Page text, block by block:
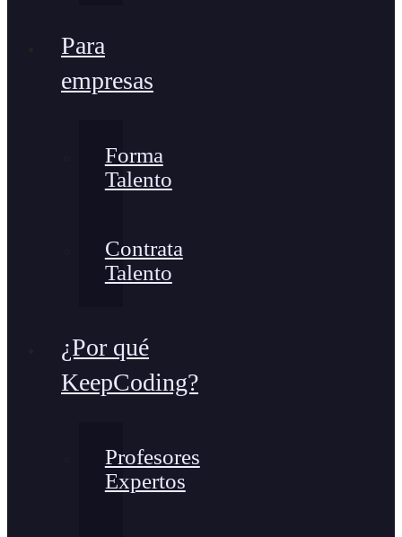
Para
empresas
Forma
Talento
Contrata
Talento
¿Por qué
KeepCoding?
Profesores
Expertos